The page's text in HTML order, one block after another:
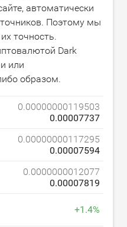
автоматически
Поэтому мы
точность.
Dark
или
образом.
0.00000000119503
0.00007737
0.00000000117295
0.00007594
0.0000000012077
0.00007819
+1.4%